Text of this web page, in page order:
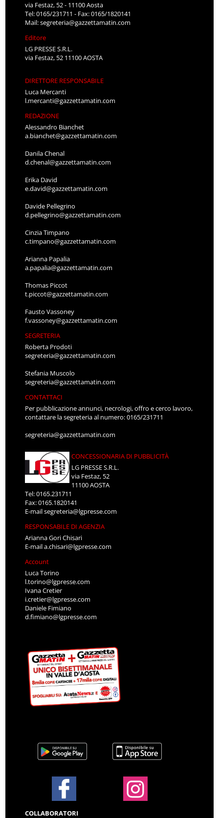
via Festaz, 52 - 11100 Aosta
Tel: 0165/231711 - Fax: 0165/1820141
Mail:segreteria@gazzettamatin.com
Editore
LG PRESSE S.R.L.
via Festaz, 52 11100 AOSTA
DIRETTORE RESPONSABILE
Luca Mercanti
l.mercanti@gazzettamatin.com
REDAZIONE
Alessandro Bianchet
a.bianchet@gazzettamatin.com
Danila Chenal
d.chenal@gazzettamatin.com
Erika David
e.david@gazzettamatin.com
Davide Pellegrino
d.pellegrino@gazzettamatin.com
Cinzia Timpano
c.timpano@gazzettamatin.com
Arianna Papalia
a.papalia@gazzettamatin.com
Thomas Piccot
t.piccot@gazzettamatin.com
Fausto Vassoney
f.vassoney@gazzettamatin.com
SEGRETERIA
Roberta Prodoti
segreteria@gazzettamatin.com
Stefania Muscolo
segreteria@gazzettamatin.com
CONTATTACI
Per pubblicazione annunci, necrologi, offro e cerco lavoro,
contattare la segreteria al numero: 0165/231711
segreteria@gazzettamatin.com
CONCESSIONARIA DI PUBBLICITÀ
LG PRESSE S.R.L.
via Festaz, 52
11100 AOSTA
Tel: 0165.231711
Fax: 0165.1820141
E-mailsegreteria@lgpresse.com
RESPONSABILE DI AGENZIA
Arianna Gori Chisari
E-maila.chisari@lgpresse.com
Account
Luca Torino
l.torino@lgpresse.com
Ivana Cretier
i.cretier@lgpresse.com
Daniele Fimiano
d.fimiano@lgpresse.com
COLLABORATORI